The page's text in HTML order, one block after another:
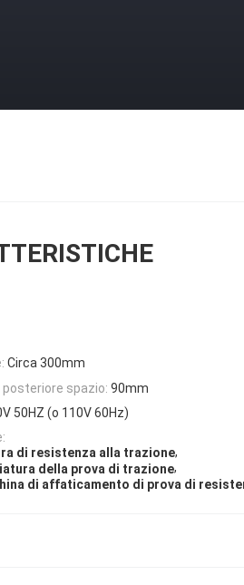
Circa 300mm
spazio: 90mm
50HZ (o 110V 60Hz)
di resistenza alla trazione,
della prova di trazione,
di affaticamento di prova di